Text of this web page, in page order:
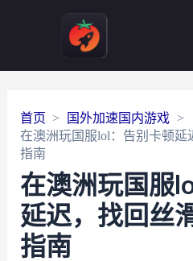
首页
国外加速国内游戏
在澳洲玩国服lol：告别卡顿延
指南
在澳洲玩国服
延迟，找回丝
指南